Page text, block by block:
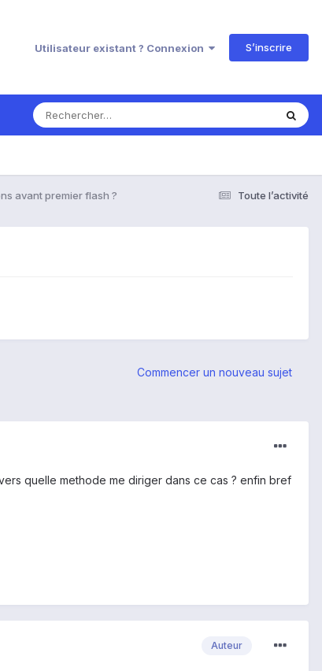
Utilisateur existant ? Connexion S’inscrire
Toute l’activité
avant premier flash ?
Commencer un nouveau sujet
quelle methode me diriger dans ce cas ? enfin bref
Auteur